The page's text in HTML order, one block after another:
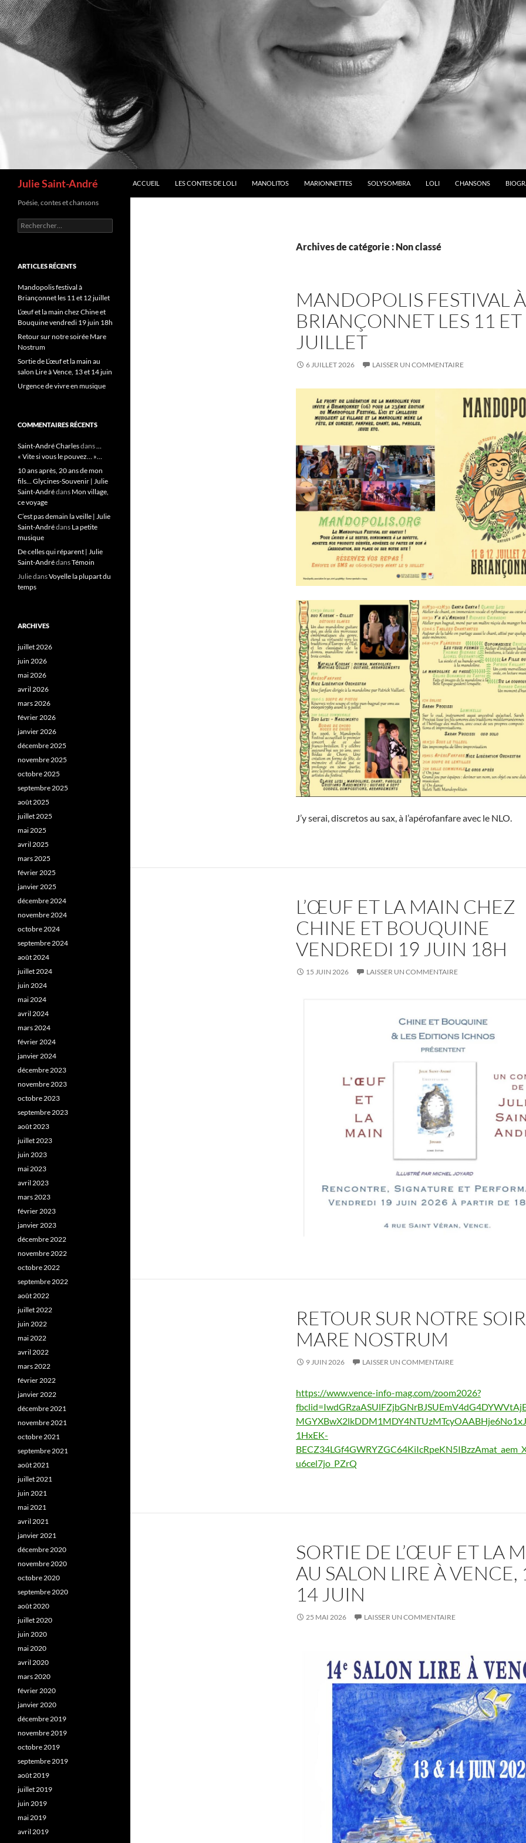
Julie Saint-André ACCUEIL LES CONTES DE LOLI MANOLITOS MARIONNETTES SOLYSOMBRA LOLI CHANSONS
Archives de catégorie : Non classé
MANDOPOLIS FESTIVAL À
BRIANÇONNET LES 11
JUILLET
6 JUILLET 2026 LAISSER UN COMMENTAIRE
J’y serai, discretos au sax, à l’apérofanfare avec le NLO.
L’ŒUF ET LA MAIN CHEZ
CHINE ET BOUQUINE
VENDREDI 19 JUIN 18H
15 JUIN 2026 LAISSER UN COMMENTAIRE
RETOUR SUR NOTRE
MARE NOSTRUM
9 JUIN 2026 LAISSER UN COMMENTAIRE
https://www.vence-info-mag.com/zoom2026?
1HxEK-
u6cel7jo_PZrQ
SORTIE DE L’ŒUF ET LA
AU SALON LIRE À VENCE,
14 JUIN
25 MAI 2026 LAISSER UN COMMENTAIRE
Poésie, contes et chansons
Rechercher :
ARTICLES RÉCENTS
Mandopolis festival à
Briançonnet les 11 et 12 juillet
L’œuf et la main chez Chine et
Bouquine vendredi 19 juin 18h
Retour sur notre soirée Mare
Nostrum
Sortie de L’œuf et la main au
salon Lire à Vence, 13 et 14 juin
Urgence de vivre en musique
COMMENTAIRES RÉCENTS
Saint-André Charlesdans…
« Vite si vous le pouvez… »…
10 ans après, 20 ans de mon
fils… Glycines-Souvenir | Julie
Saint-Andrédans Mon village,
ce voyage
C’est pas demain la veille | Julie
Saint-Andrédans La petite
musique
De celles qui réparent | Julie
Saint-AndrédansTémoin
JuliedansVoyelle la plupart du
temps
ARCHIVES
juillet 2026
juin 2026
mai 2026
avril 2026
mars 2026
février 2026
janvier 2026
décembre 2025
novembre 2025
octobre 2025
septembre 2025
août 2025
juillet 2025
mai 2025
avril 2025
mars 2025
février 2025
janvier 2025
décembre 2024
novembre 2024
octobre 2024
septembre 2024
août 2024
juillet 2024
juin 2024
mai 2024
avril 2024
mars 2024
février 2024
janvier 2024
décembre 2023
novembre 2023
octobre 2023
septembre 2023
août 2023
juillet 2023
juin 2023
mai 2023
avril 2023
mars 2023
février 2023
janvier 2023
décembre 2022
novembre 2022
octobre 2022
septembre 2022
août 2022
juillet 2022
juin 2022
mai 2022
avril 2022
mars 2022
février 2022
janvier 2022
décembre 2021
novembre 2021
octobre 2021
septembre 2021
août 2021
juillet 2021
juin 2021
mai 2021
avril 2021
janvier 2021
décembre 2020
novembre 2020
octobre 2020
septembre 2020
août 2020
juillet 2020
juin 2020
mai 2020
avril 2020
mars 2020
février 2020
janvier 2020
décembre 2019
novembre 2019
octobre 2019
septembre 2019
août 2019
juillet 2019
juin 2019
mai 2019
avril 2019